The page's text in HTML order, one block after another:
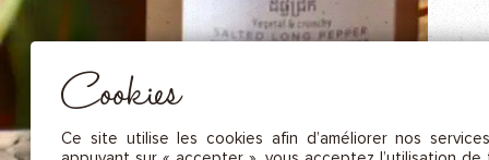
Cookies
Ce site utilise les cookies afin d’améliorer nos
Ces cookies nous permettent de mesurer le nombre de visites, de
d’établir des statistiques afin d’en améliorer la qualité, l’ergonomie et
performance.
Les cookies marketing sont utilisés pour effectuer le suivi des